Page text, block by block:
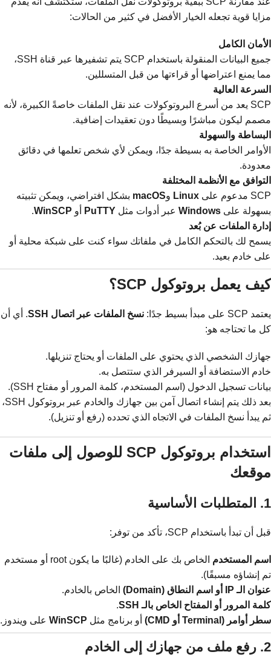
مزايا قوية تجعله الخيار الأفضل في كثير من الحالات:
الأمان الكامل
جميع البيانات المنقولة باستخدام SCP يتم تشفيرها عبر قناة SSH،
مما يمنع اعتراضها أو قراءتها من قبل المتسللين.
السرعة العالية
SCP يعد من أسرع البروتوكولات عند نقل الملفات خاصةً الكبيرة، لأنه
مصمم ليكون مباشرًا وبسيطًا دون تعقيدات إضافية.
البساطة والسهولة
الأوامر الخاصة به بسيطة جدًا، ويمكن لأي شخص تعلمها في دقائق
معدودة.
التوافق مع الأنظمة المختلفة
SCP مدعوم على
Linux وmacOS بشكل افتراضي، ويمكن تثبيته
بسهولة على Windows عبر أدوات مثل PuTTY أو WinSCP
.
إدارة الملفات عن بُعد
يسمح لك بالتحكم الكامل في ملفاتك سواء كنت على شبكة محلية أو
على خادم بعيد.
كيف يعمل بروتوكول SCP؟
يعتمد SCP على مبدأ بسيط جدًا: نسخ الملفات عبر اتصال SSH
. أي أن
كل ما تحتاجه هو:
جهازك الشخصي الذي يحتوي على الملفات أو يحتاج تنزيلها.
خادم الاستضافة أو السيرفر الذي ستتصل به.
بيانات تسجيل الدخول (اسم المستخدم، كلمة المرور أو مفتاح SSH).
بعد ذلك يتم إنشاء اتصال آمن بين جهازك والخادم عبر بروتوكول SSH،
ثم يبدأ نسخ الملفات في الاتجاه الذي تحدده (رفع أو تنزيل).
استخدام بروتوكول SCP للوصول إلى ملفات
موقعك
1. المتطلبات الأساسية
قبل أن تبدأ باستخدام SCP، تأكد من توفر:
اسم المستخدم
الخاص بك على الخادم (غالبًا ما يكون root أو مستخدم
تم إنشاؤه مسبقًا).
عنوان الـ IP أو اسم النطاق (Domain)
الخاص بالخادم.
كلمة المرور أو المفتاح الخاص بالـ SSH
.
سطر أوامر (Terminal أو CMD)
أو برنامج مثل WinSCP على ويندوز.
2. رفع ملف من جهازك إلى الخادم